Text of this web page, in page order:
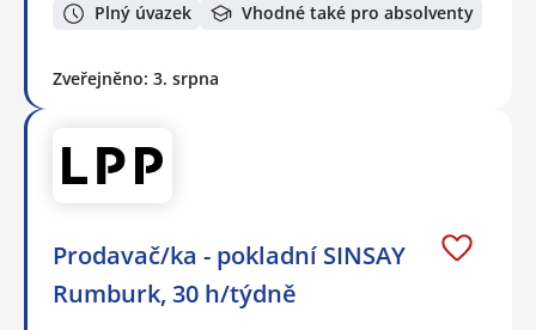
Plný úvazek Vhodné také pro absolventy
Zveřejněno: 3. srpna
Prodavač/ka - pokladní SINSAY
Rumburk, 30 h/týdně